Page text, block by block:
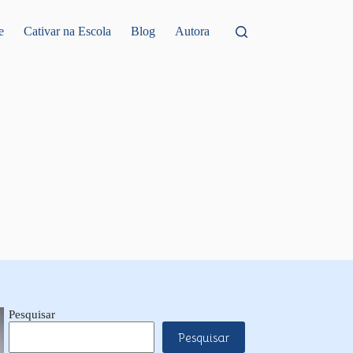
Cativar na Escola Blog Autora
Pesquisar
Pesquisar